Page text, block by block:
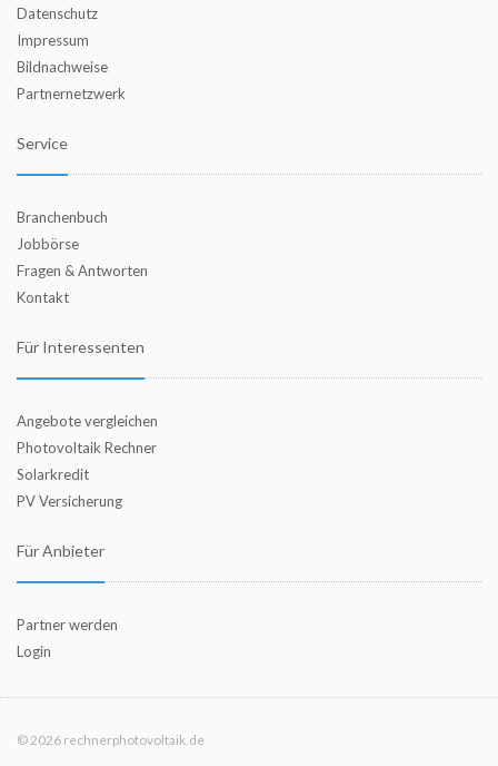
Datenschutz
Impressum
Bildnachweise
Partnernetzwerk
Service
Branchenbuch
Jobbörse
Fragen & Antworten
Kontakt
Für Interessenten
Angebote vergleichen
Photovoltaik Rechner
Solarkredit
PV Versicherung
Für Anbieter
Partner werden
Login
© 2026 rechnerphotovoltaik.de